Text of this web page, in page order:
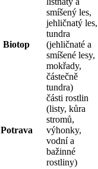
Biotop
smíšený les,
jehličnatý les,
tundra
(jehličnaté a
smíšené lesy,
mokřady,
částečně
tundra)
Potrava
části rostlin
(listy, kůra
stromů,
výhonky,
vodní a
bažinné
rostliny)